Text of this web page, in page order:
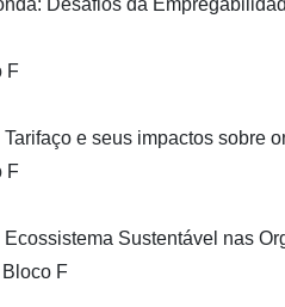
Desafios da
F
Tarifaço e seus impactos
F
Ecossistema Sustentável nas
F